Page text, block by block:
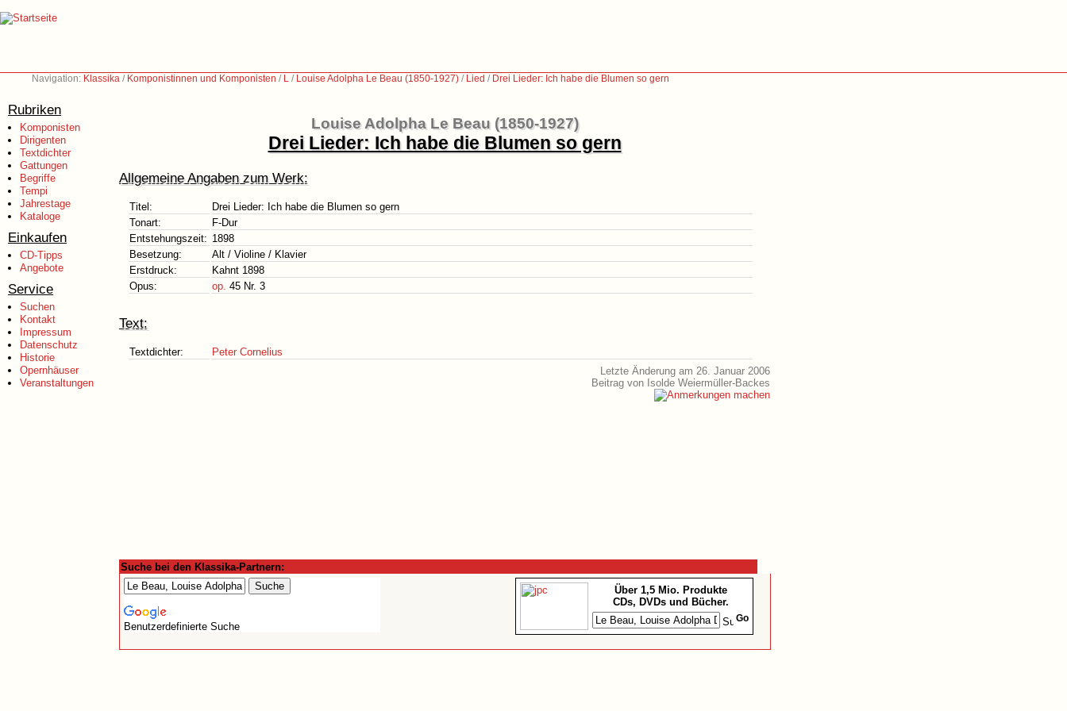
Navigation: Klassika / Komponistinnen und Komponisten / L / Louise Adolpha Le Beau (1850-1927) / Lied / Drei Lieder: Ich habe die Blumen so gern
Rubriken
Komponisten
Dirigenten
Textdichter
Gattungen
Begriffe
Tempi
Jahrestage
Kataloge
Einkaufen
CD-Tipps
Angebote
Service
Suchen
Kontakt
Impressum
Datenschutz
Historie
Opernhäuser
Veranstaltungen
Louise Adolpha Le Beau (1850-1927)
Drei Lieder: Ich habe die Blumen so gern
Allgemeine Angaben zum Werk:
Titel:
Drei Lieder: Ich habe die Blumen so gern
Tonart:
F-Dur
Entstehungszeit: 1898
Besetzung:
Alt / Violine / Klavier
Erstdruck:
Kahnt 1898
Opus:
op. 45 Nr. 3
Text:
Textdichter:
Peter Cornelius
Letzte Änderung am 26. Januar 2006
Beitrag von Isolde Weiermüller-Backes
Suche bei den Klassika-Partnern:
Benutzerdefinierte Suche
Über 1,5 Mio. Produkte
CDs, DVDs und Bücher.
Go